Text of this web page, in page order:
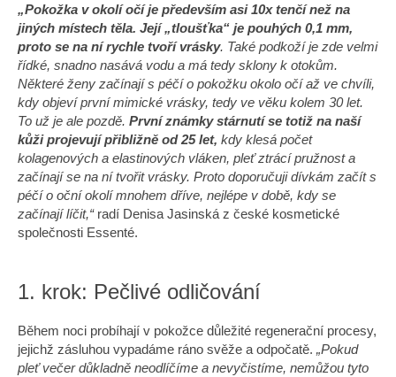
„Pokožka v okolí očí je především asi 10x tenčí než na
jiných místech těla. Její „tloušťka“ je pouhých 0,1 mm,
proto se na ní rychle tvoří vrásky. Také podkoží je zde velmi
řídké, snadno nasává vodu a má tedy sklony k otokům.
Některé ženy začínají s péčí o pokožku okolo očí až ve chvíli,
kdy objeví první mimické vrásky, tedy ve věku kolem 30 let.
To už je ale pozdě. První známky stárnutí se totiž na naší
kůži projevují přibližně od 25 let, kdy klesá počet
kolagenových a elastinových vláken, pleť ztrácí pružnost a
začínají se na ní tvořit vrásky. Proto doporučuji dívkám začít s
péčí o oční okolí mnohem dříve, nejlépe v době, kdy se
začínají líčit,“radí Denisa Jasinská z české kosmetické
společnosti Essenté.
1. krok: Pečlivé odličování
Během noci probíhají v pokožce důležité regenerační procesy,
jejichž zásluhou vypadáme ráno svěže a odpočatě. „Pokud
pleť večer důkladně neodlíčíme a nevyčistíme, nemůžou tyto
u
č
u
j
e
m
e
ESSENTÉ
OMLAZUJÍCÍ
CC
KRÉM
210